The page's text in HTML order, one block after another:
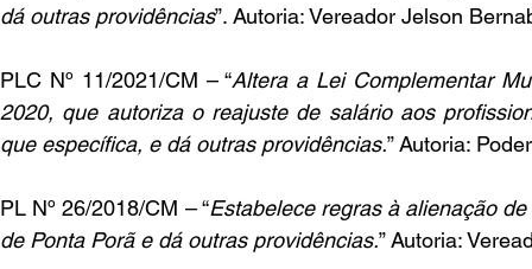
dá outras providências”. Autoria: Vereador Jelson
PLC Nº 11/2021/CM – “Altera a Lei Complementar
2020, que autoriza o reajuste de salário aos
que específica, e dá outras providências.” Autoria:
PL Nº 26/2018/CM – “Estabelece regras à alienação
de Ponta Porã e dá outras providências.” Autoria: